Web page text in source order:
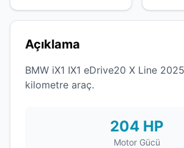
Açıklama
BMW iX1 IX1 eDrive20 X Line
kilometre araç.
204 HP
Motor Gücü